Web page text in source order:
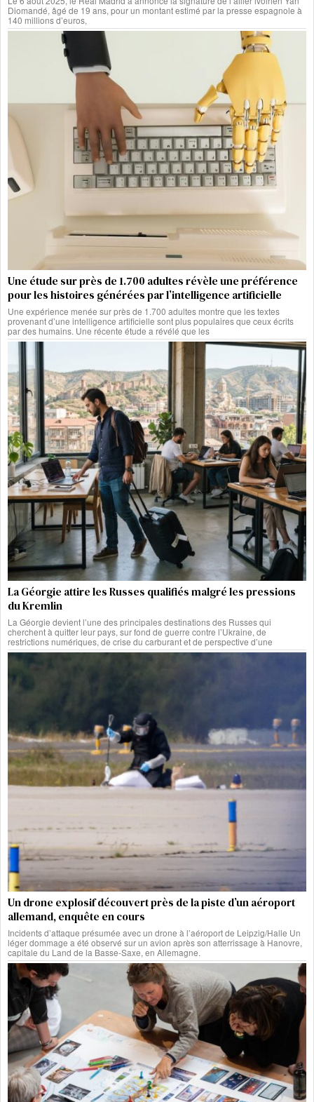
Diomandé, âgé de 19 ans, pour un montant estimé par la presse espagnole à
140 millions d’euros,
Une étude sur près de 1.700 adultes révèle une préférence
pour les histoires générées par l’intelligence artificielle
Une expérience menée sur près de 1.700 adultes montre que les textes
provenant d’une intelligence artificielle sont plus populaires que ceux écrits
par des humains. Une récente étude a révélé que les
La Géorgie attire les Russes qualifiés malgré les pressions
du Kremlin
La Géorgie devient l’une des principales destinations des Russes qui
cherchent à quitter leur pays, sur fond de guerre contre l’Ukraine, de
restrictions numériques, de crise du carburant et de perspective d’une
Un drone explosif découvert près de la piste d’un aéroport
allemand, enquête en cours
Incidents d’attaque présumée avec un drone à l’aéroport de Leipzig/Halle Un
léger dommage a été observé sur un avion après son atterrissage à Hanovre,
capitale du Land de la Basse-Saxe, en Allemagne.